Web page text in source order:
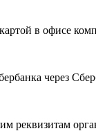
в офисе
через
реквизитам